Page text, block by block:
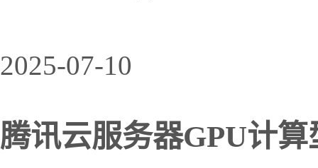
2025-07-10
腾讯云服务器GPU计算